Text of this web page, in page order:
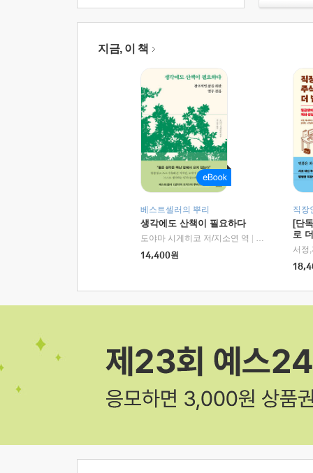
지금, 이 책
베스트셀러의 뿌리
생각에도 산책이 필요하다
도야마 시게히코 저/지소연 역
알에이치코리
14,400원
직장
[단
로